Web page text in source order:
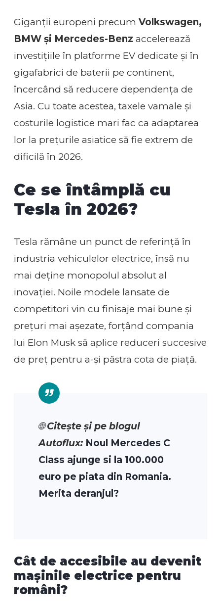
Giganții europeni precum Volkswagen,
BMW și Mercedes-Benz accelerează
investițiile în platforme EV dedicate și în
gigafabrici de baterii pe continent,
încercând să reducere dependența de
Asia. Cu toate acestea, taxele vamale și
costurile logistice mari fac ca adaptarea
lor la prețurile asiatice să fie extrem de
dificilă în 2026.
Ce se întâmplă cu
Tesla în 2026?
Tesla rămâne un punct de referință în
industria vehiculelor electrice, însă nu
mai deține monopolul absolut al
inovației. Noile modele lansate de
competitori vin cu finisaje mai bune și
prețuri mai așezate, forțând compania
lui Elon Musk să aplice reduceri succesive
de preț pentru a-și păstra cota de piață.
🌐Citește și pe blogul
Autoflux: Noul Mercedes C
Class ajunge si la 100.000
euro pe piata din Romania.
Merita deranjul?
Cât de accesibile au devenit
mașinile electrice pentru
români?